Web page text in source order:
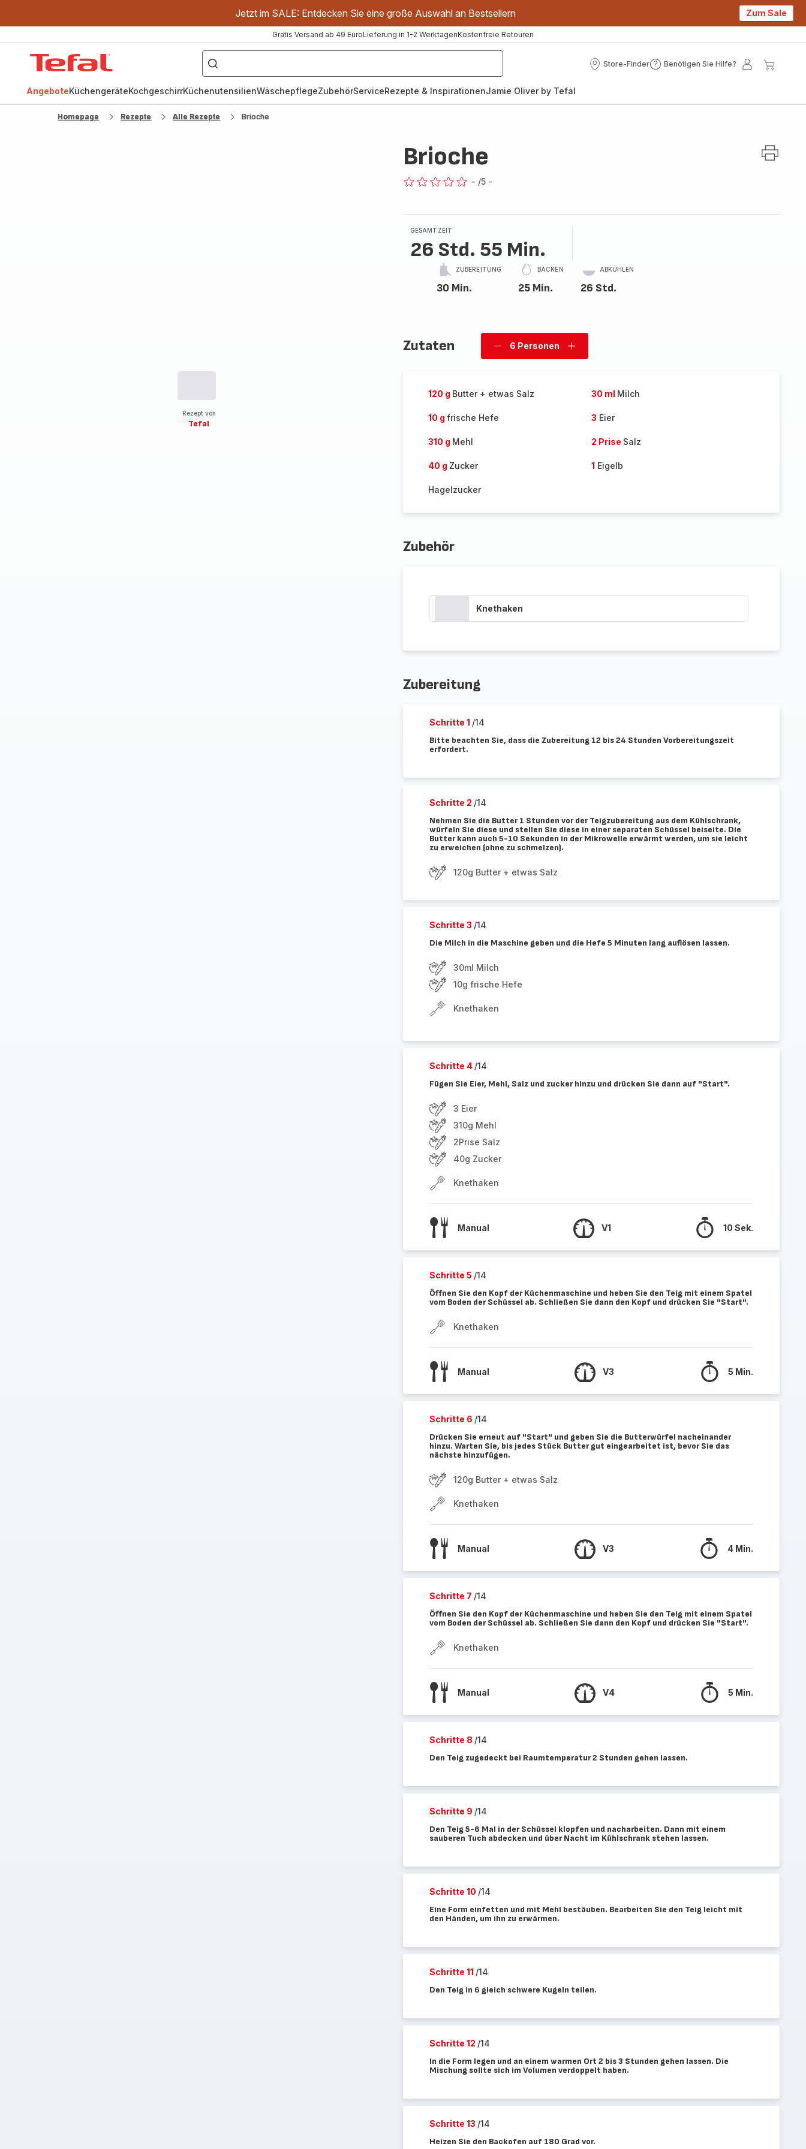
Jetzt im SALE: Entdecken Sie eine große Auswahl an Bestsellern Zum Sale
Gratis Versand ab 49 EuroLieferung in 1-2 WerktagenKostenfreie Retouren
["OptiGrill","Easy
Fry","Pfanne"]
Store-Finder
Store-
Benötigen Sie Hilfe?
Benötigen
Mein
AngeboteKüchengeräteKochgeschirrKüchenutensilienWäschepflegeZubehörServiceRezepte & InspirationenJamie Oliver by Tefal
Homepage Rezepte Alle Rezepte Brioche
Rezept von
Tefal
Brioche
- /5 -
GESAMTZEIT
26 Std. 55 Min.
ZUBEREITUNG
30 Min.
BACKEN
25 Min.
ABKÜHLEN
26 Std.
Zutaten
Personen
6 Personen
Personen
120 g Butter + etwas Salz 30 ml Milch
10 g frische Hefe 3 Eier
310 g Mehl 2 Prise Salz
40 g Zucker 1 Eigelb
Hagelzucker
Zubehör
Knethaken
Zubereitung
Schritte 1 /14
Bitte beachten Sie, dass die Zubereitung 12 bis 24 Stunden Vorbereitungszeit
erfordert.
Schritte 2 /14
Nehmen Sie die Butter 1 Stunden vor der Teigzubereitung aus dem Kühlschrank,
würfeln Sie diese und stellen Sie diese in einer separaten Schüssel beiseite. Die
Butter kann auch 5-10 Sekunden in der Mikrowelle erwärmt werden, um sie leicht
zu erweichen (ohne zu schmelzen).
120g Butter + etwas Salz
Schritte 3 /14
Die Milch in die Maschine geben und die Hefe 5 Minuten lang auflösen lassen.
30ml Milch
10g frische Hefe
Knethaken
Schritte 4 /14
Fügen Sie Eier, Mehl, Salz und zucker hinzu und drücken Sie dann auf "Start".
3 Eier
310g Mehl
2Prise Salz
40g Zucker
Knethaken
Manual V1 10 Sek.
Schritte 5 /14
Öffnen Sie den Kopf der Küchenmaschine und heben Sie den Teig mit einem Spatel
vom Boden der Schüssel ab. Schließen Sie dann den Kopf und drücken Sie "Start".
Knethaken
Manual V3 5 Min.
Schritte 6 /14
Drücken Sie erneut auf "Start" und geben Sie die Butterwürfel nacheinander
hinzu. Warten Sie, bis jedes Stück Butter gut eingearbeitet ist, bevor Sie das
nächste hinzufügen.
120g Butter + etwas Salz
Knethaken
Manual V3 4 Min.
Schritte 7 /14
Öffnen Sie den Kopf der Küchenmaschine und heben Sie den Teig mit einem Spatel
vom Boden der Schüssel ab. Schließen Sie dann den Kopf und drücken Sie "Start".
Knethaken
Manual V4 5 Min.
Schritte 8 /14
Den Teig zugedeckt bei Raumtemperatur 2 Stunden gehen lassen.
Schritte 9 /14
Den Teig 5-6 Mal in der Schüssel klopfen und nacharbeiten. Dann mit einem
sauberen Tuch abdecken und über Nacht im Kühlschrank stehen lassen.
Schritte 10 /14
Eine Form einfetten und mit Mehl bestäuben. Bearbeiten Sie den Teig leicht mit
den Händen, um ihn zu erwärmen.
Schritte 11 /14
Den Teig in 6 gleich schwere Kugeln teilen.
Schritte 12 /14
In die Form legen und an einem warmen Ort 2 bis 3 Stunden gehen lassen. Die
Mischung sollte sich im Volumen verdoppelt haben.
Schritte 13 /14
Heizen Sie den Backofen auf 180 Grad vor.